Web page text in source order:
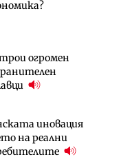
огромен
иновация
на реални
работи само още
сушата
договор за
Italy
на
за
в
да се охлажда
Данъчните
може да бъдат
Варненското
от бъдещата